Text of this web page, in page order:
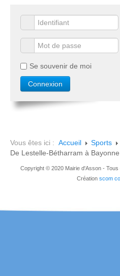
Se souvenir de moi
Vous êtes ici : Accueil
Sports
De Lestelle-Bétharram à
Copyright © 2020 Mairie d'Asson -
Création scom